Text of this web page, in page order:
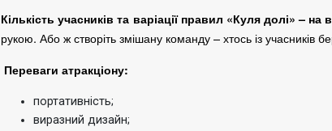
Кількість учасників та варіації правил «Куля долі» – на
рукою. Або ж створіть змішану команду – хтось із учасників
Переваги атракціону:
портативність;
виразний дизайн;